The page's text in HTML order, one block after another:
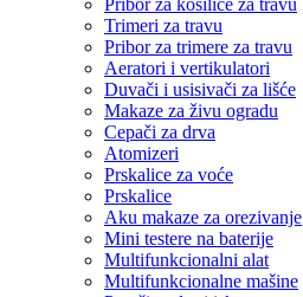
Pribor za kosilice za travu
Trimeri za travu
Pribor za trimere za travu
Aeratori i vertikulatori
Duvači i usisivači za lišće
Makaze za živu ogradu
Cepači za drva
Atomizeri
Prskalice za voće
Prskalice
Aku makaze za orezivanje
Mini testere na baterije
Multifunkcionalni alat
Multifunkcionalne mašine